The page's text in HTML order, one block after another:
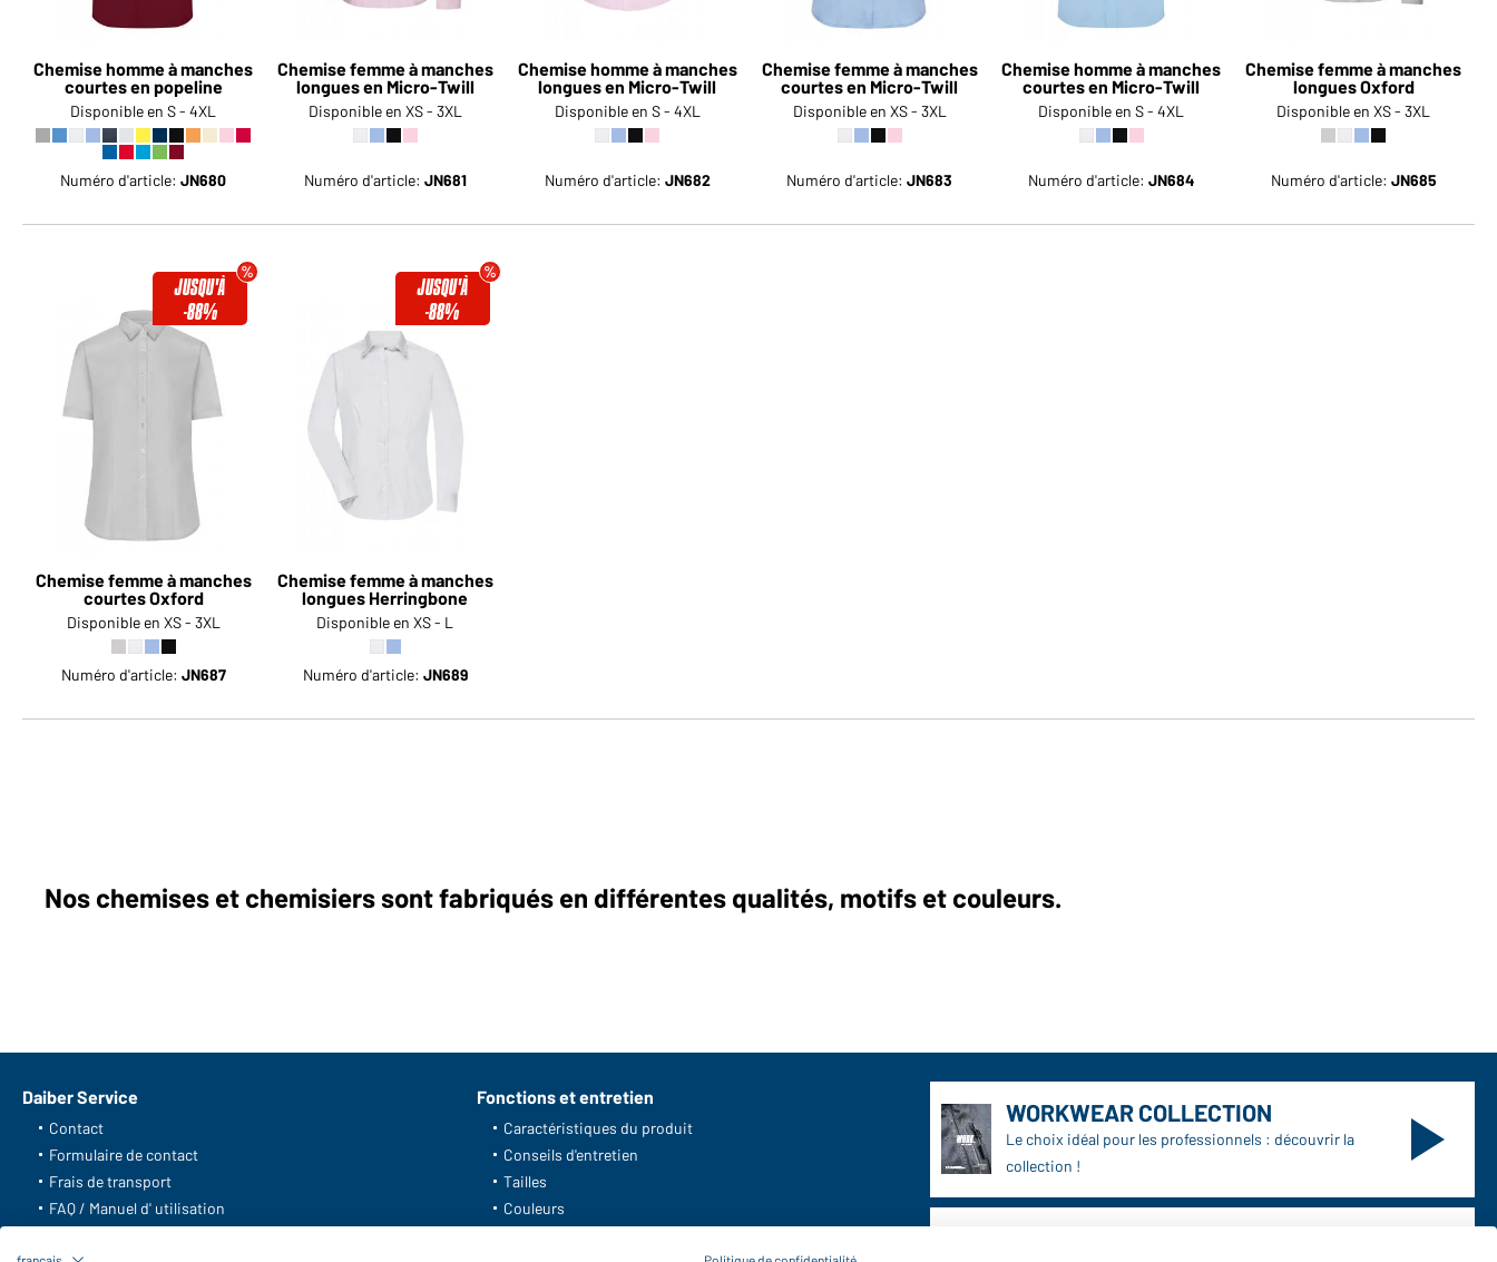
Chemise homme à manches
courtes en popeline
Disponible en S - 4XL
Numéro d'article:JN680
Chemise femme à manches
longues en Micro-Twill
Disponible en XS - 3XL
Numéro d'article: JN681
Chemise homme à manches
longues en Micro-Twill
Disponible en S - 4XL
Numéro d'article: JN682
Chemise femme à manches
courtes en Micro-Twill
Disponible en XS - 3XL
Numéro d'article:JN683
Chemise homme à manches
courtes en Micro-Twill
Disponible en S - 4XL
Numéro d'article:JN684
Chemise femme à manches
longues Oxford
Disponible en XS - 3XL
Numéro d'article: JN685
JUSQU'À
-88%
Chemise femme à manches
courtes Oxford
Disponible en XS - 3XL
Numéro d'article: JN687
JUSQU'À
-88%
Chemise femme à manches
longues Herringbone
Disponible en XS - L
Numéro d'article: JN689
Nos chemises et chemisiers sont fabriqués en différentes qualités, motifs et couleurs.
Daiber Service
Contact
Formulaire de contact
Frais de transport
FAQ / Manuel d' utilisation
Fonctions et entretien
Caractéristiques du produit
Conseils d'entretien
Tailles
Couleurs
WORKWEAR COLLECTION
Le choix idéal pour les professionnels : découvrir la
collection !